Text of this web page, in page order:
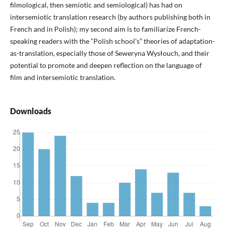
filmological, then semiotic and semiological) has had on
intersemiotic translation research (by authors publishing both in
French and in Polish); my second aim is to familiarize French-
speaking readers with the “Polish school’s” theories of adaptation-
as-translation, especially those of Seweryna Wysłouch, and their
potential to promote and deepen reflection on the language of
film and intersemiotic translation.
Downloads